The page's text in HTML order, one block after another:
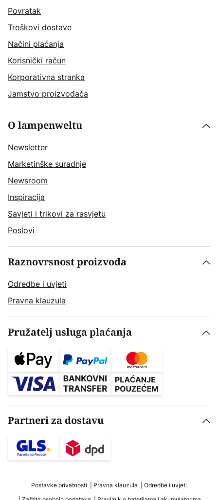
Povratak
Troškovi dostave
Načini plaćanja
Korisnički račun
Korporativna stranka
Jamstvo proizvođača
O lampenweltu
Newsletter
Marketinške suradnje
Newsroom
Inspiracija
Savjeti i trikovi za rasvjetu
Poslovi
Raznovrsnost proizvoda
Odredbe i uvjeti
Pravna klauzula
Pružatelj usluga plaćanja
Partneri za dostavu
Postavke privatnosti Pravna klauzula
Odredbe i uvjeti